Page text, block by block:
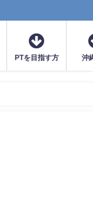
PTを目指す方 沖